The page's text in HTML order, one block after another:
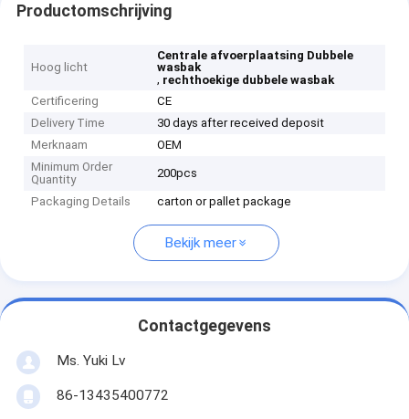
Productomschrijving
Hoog licht
Centrale afvoerplaatsing Dubbele
wasbak
, rechthoekige dubbele wasbak
Certificering
CE
Delivery Time
30 days after received deposit
Merknaam
OEM
Minimum Order
Quantity
200pcs
Packaging Details carton or pallet package
Bekijk meer
Contactgegevens
Ms. Yuki Lv
86-13435400772